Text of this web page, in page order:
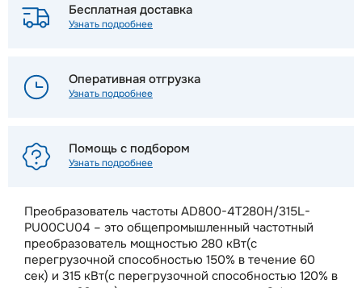
Преобразователь частоты AD800-4T280H/315L-
PU00CU04 – это общепромышленный частотный
преобразователь мощностью 280 кВт(с
перегрузочной способностью 150% в течение 60
сек) и 315 кВт(с перегрузочной способностью 120% в
Бесплатная доставка
Узнать подробнее
Оперативная отгрузка
Узнать подробнее
Помощь с подбором
Узнать подробнее